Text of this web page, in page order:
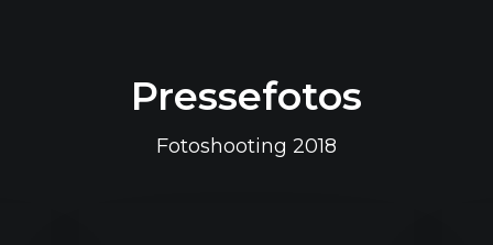
Pressefotos
Fotoshooting 2018